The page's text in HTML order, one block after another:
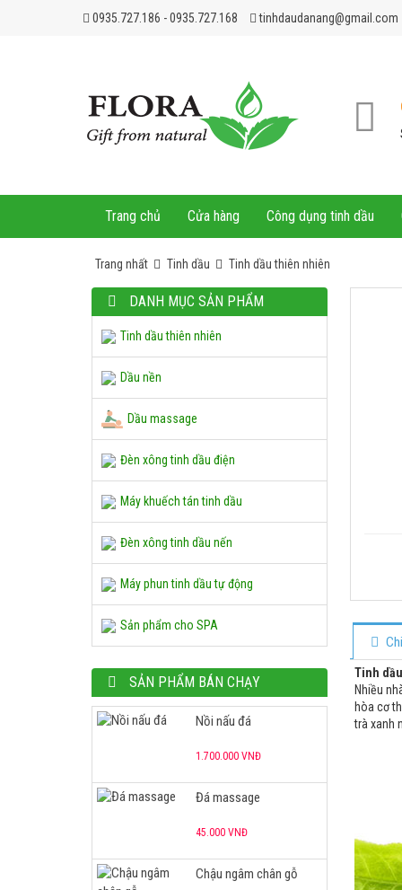
Trang chủ Cửa hàng Công dụng tinh dầu
0935.727.186 - 0935.727.168 tinhdaudanang@gmail.com
Trang nhất Tinh dầu Tinh dầu thiên nhiên
Tinh
Nhiều
hòa cơ
trà xanh
DANH MỤC SẢN PHẨM
Tinh dầu thiên nhiên
Dầu nền
Dầu massage
Đèn xông tinh dầu điện
Máy khuếch tán tinh dầu
Đèn xông tinh dầu nến
Máy phun tinh dầu tự động
Sản phẩm cho SPA
SẢN PHẨM BÁN CHẠY
Tủ hấp khăn RTD-23A
1.700.000 VNĐ
Nồi nấu đá
Đá massage
45.000 VNĐ
Chậu ngâm chân gỗ
1.700.000 VNĐ
Nồi nấu đá
1.700.000 VNĐ
Đá massage
45.000 VNĐ
Chậu ngâm chân gỗ
550.000 VNĐ
Tủ hấp khăn RTD-23A